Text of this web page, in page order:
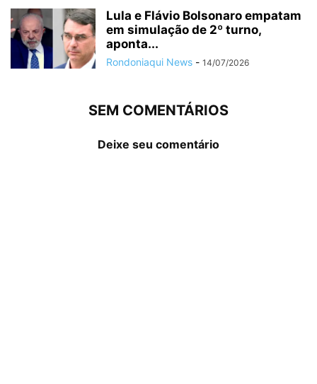
Lula e Flávio Bolsonaro empatam
em simulação de 2º turno,
aponta...
Rondoniaqui News - 14/07/2026
SEM COMENTÁRIOS
Deixe seu comentário